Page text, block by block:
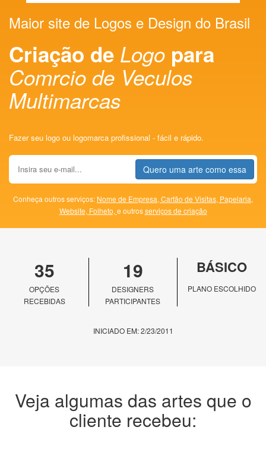
Maior site de Logos e Design do Brasil
Criação de Logo para
Comrcio de Veculos
Multimarcas
Fazer seu logo ou logomarca profissional - fácil e rápido.
Quero uma arte como essa
Conheça outros serviços: Nome de Empresa, Cartão de Visitas, Papelaria,
Website, Folheto, e outrosserviços de criação
35
OPÇÕES
RECEBIDAS
19
DESIGNERS
PARTICIPANTES
BÁSICO
PLANO ESCOLHIDO
INICIADO EM: 2/23/2011
Veja algumas das artes que o
cliente recebeu: